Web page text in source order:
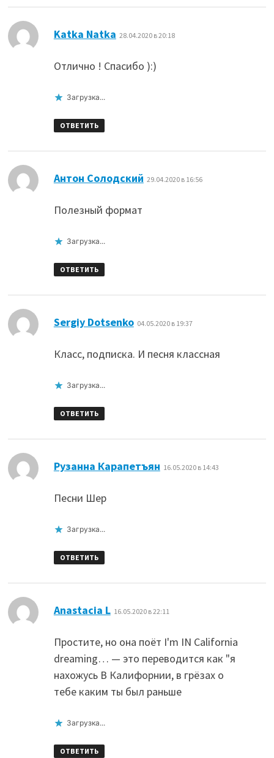
Katka Natka 28.04.2020 в 20:18
Отлично ! Спасибо ):)
Загрузка...
ОТВЕТИТЬ
Антон Солодский 29.04.2020 в 16:56
Полезный формат
Загрузка...
ОТВЕТИТЬ
Sergiy Dotsenko: 04.05.2020 в 19:37
Класс, подписка. И песня классная
Загрузка...
ОТВЕТИТЬ
Рузанна Карапетъян 16.05.2020 в 14:43
Песни Шер
Загрузка...
ОТВЕТИТЬ
Anastacia L 16.05.2020 в 22:11
Простите, но она поёт I'm IN California
dreaming… — это переводится как "я
нахожусь В Калифорнии, в грёзах о
тебе каким ты был раньше
Загрузка...
ОТВЕТИТЬ